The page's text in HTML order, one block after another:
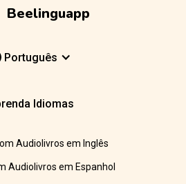
Beelinguapp
Português
Idiomas
Audiolivros em Inglês
Audiolivros em Espanhol